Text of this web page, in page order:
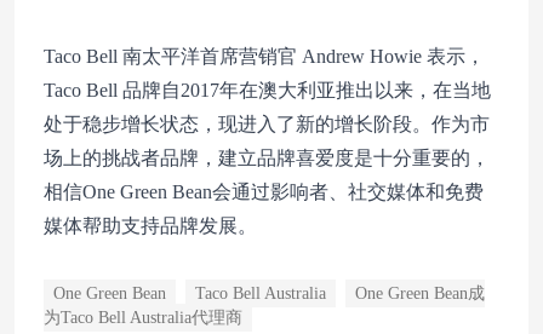
Taco Bell 南太平洋首席营销官 Andrew Howie 表示，
Taco Bell 品牌自2017年在澳大利亚推出以来，在当地
处于稳步增长状态，现进入了新的增长阶段。作为市
场上的挑战者品牌，建立品牌喜爱度是十分重要的，
相信One Green Bean会通过影响者、社交媒体和免费
媒体帮助支持品牌发展。
One Green Bean Taco Bell Australia
One Green Bean成
为Taco Bell Australia代理商